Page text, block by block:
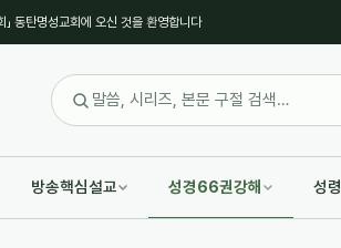
」 동탄명성교회에 오신 것을 환영합니다
방송핵심설교 성경66권강해 성